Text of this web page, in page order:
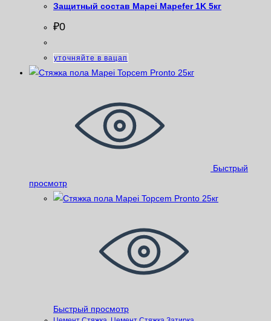
Защитный состав Mapei Mapefer 1K 5кг
₽0
уточняйте в вацап
Быстрый
просмотр
Быстрый просмотр